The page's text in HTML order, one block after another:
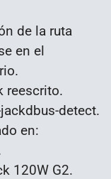
de la ruta
en el
reescrito.
detect.
en:
120W G2.